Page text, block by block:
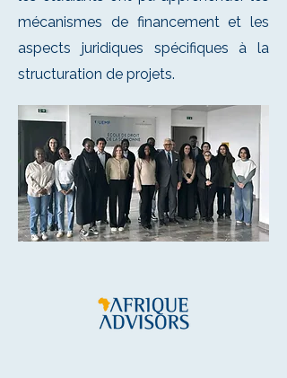
mécanismes de financement et les
aspects juridiques spécifiques à la
structuration de projets.